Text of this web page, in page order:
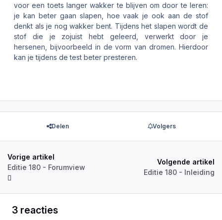
voor een toets langer wakker te blijven om door te leren:
je kan beter gaan slapen, hoe vaak je ook aan de stof
denkt als je nog wakker bent. Tijdens het slapen wordt de
stof die je zojuist hebt geleerd, verwerkt door je
hersenen, bijvoorbeeld in de vorm van dromen. Hierdoor
kan je tijdens de test beter presteren.
Delen Volgers
Vorige artikel
Editie 180 - Forumview
Volgende artikel
Editie 180 - Inleiding
3 reacties